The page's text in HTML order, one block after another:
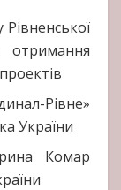
Рівне»
України
Комар